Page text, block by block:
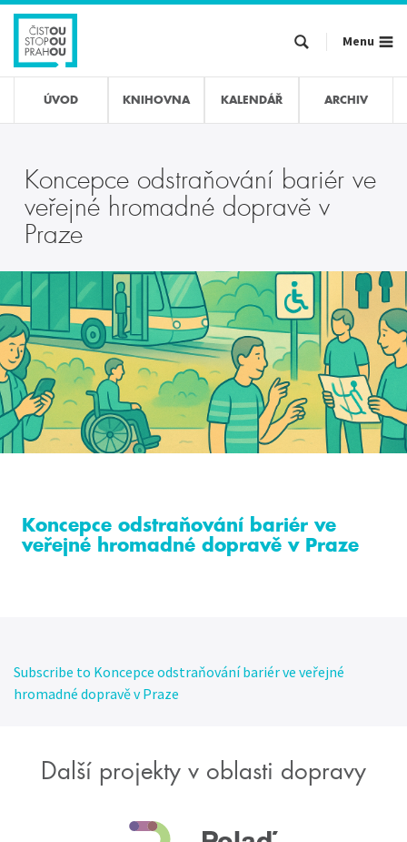
Přejít
hlavnímu
obsahu
Menu
ÚVOD KNIHOVNA KALENDÁŘ ARCHIV
Koncepce odstraňování bariér ve
veřejné hromadné dopravě v
Praze
Koncepce odstraňování bariér ve
veřejné hromadné dopravě v Praze
Subscribe to Koncepce odstraňování bariér ve veřejné
hromadné dopravě v Praze
Další projekty v oblasti dopravy